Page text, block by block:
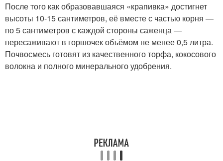
После того как образовавшаяся «крапивка» достигнет
высоты 10-15 сантиметров, её вместе с частью корня —
по 5 сантиметров с каждой стороны саженца —
пересаживают в горшочек объёмом не менее 0,5 литра.
Почвосмесь готовят из качественного торфа, кокосового
волокна и полного минерального удобрения.